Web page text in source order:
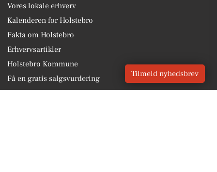
Vores lokale erhverv
Kalenderen for Holstebro
Fakta om Holstebro
Erhvervsartikler
Holstebro Kommune
Få en gratis salgsvurdering
Sponsoreret indhold
Tilmeld nyhedsbrev